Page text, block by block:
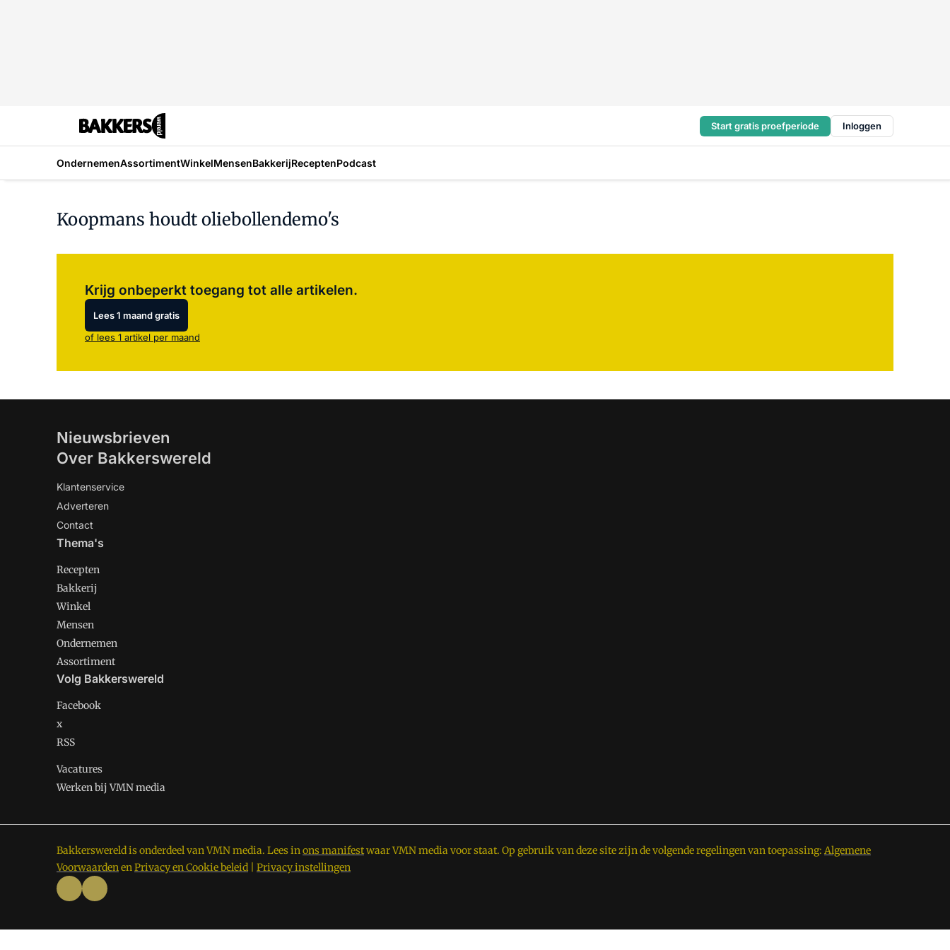
Start gratis proefperiode Inloggen
OndernemenAssortimentWinkelMensenBakkerijReceptenPodcast
Koopmans houdt oliebollendemo's
Krijg onbeperkt toegang tot alle artikelen.
Lees 1 maand gratis
of lees 1 artikel per maand
Nieuwsbrieven
Over Bakkerswereld
Klantenservice
Adverteren
Contact
Thema's
Recepten
Bakkerij
Winkel
Mensen
Ondernemen
Assortiment
Volg Bakkerswereld
Facebook
x
RSS
Vacatures
Werken bij VMN media
Bakkerswereld is onderdeel van VMN media. Lees inons manifestwaar VMN media voor staat. Op gebruik van deze site zijn de volgende regelingen van toepassing: Algemene
VoorwaardenenPrivacy en Cookie beleid Privacy instellingen